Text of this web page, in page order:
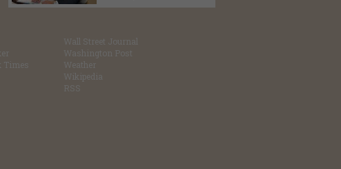
Times
Wall Street Journal
Washington Post
Weather
Wikipedia
RSS